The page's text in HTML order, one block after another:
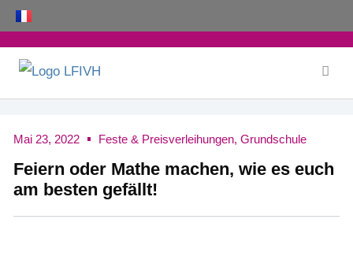
Zum
Inhalt
springen
Mai 23, 2022 Feste & Preisverleihungen, Grundschule
Feiern oder Mathe machen, wie es euch
am besten gefällt!